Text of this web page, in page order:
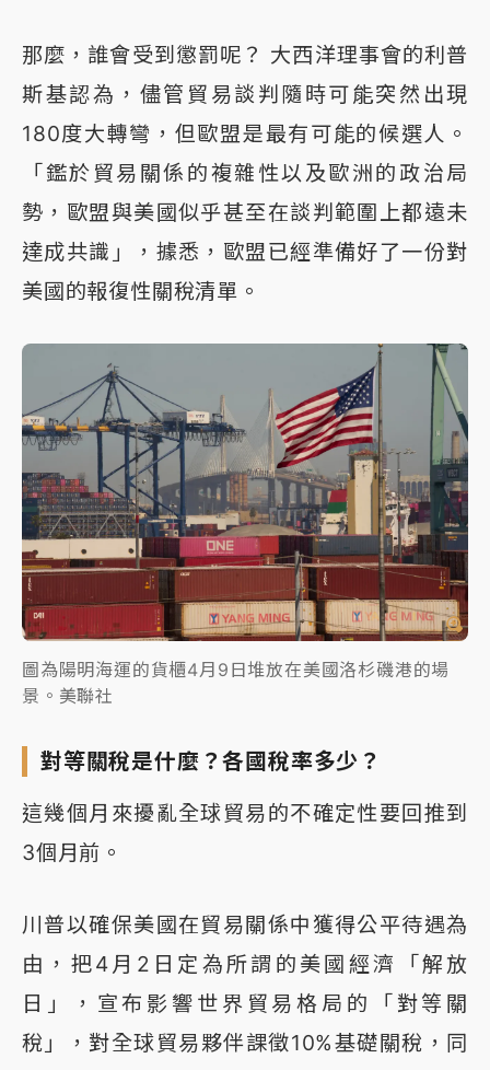
那麼，誰會受到懲罰呢？ 大西洋理事會的利普
斯基認為，儘管貿易談判隨時可能突然出現
180度大轉彎，但歐盟是最有可能的候選人。
「鑑於貿易關係的複雜性以及歐洲的政治局
勢，歐盟與美國似乎甚至在談判範圍上都遠未
達成共識」，據悉，歐盟已經準備好了一份對
美國的報復性關稅清單。
圖為陽明海運的貨櫃4月9日堆放在美國洛杉磯港的場
景。美聯社
對等關稅是什麼？各國稅率多少？
這幾個月來擾亂全球貿易的不確定性要回推到
3個月前。
川普以確保美國在貿易關係中獲得公平待遇為
由，把4月2日定為所謂的美國經濟「解放
日」，宣布影響世界貿易格局的「對等關
稅」，對全球貿易夥伴課徵10%基礎關稅，同